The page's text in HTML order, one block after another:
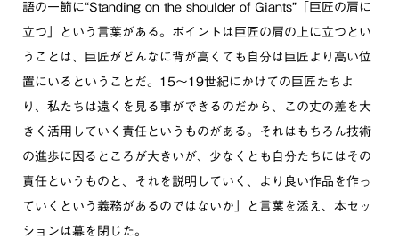
語の一節に“Standing on the shoulder of Giants”「巨匠の肩に
立つ」という言葉がある。ポイントは巨匠の肩の上に立つとい
うことは、巨匠がどんなに背が高くても自分は巨匠より高い位
置にいるということだ。15～19世紀にかけての巨匠たちよ
り、私たちは遠くを見る事ができるのだから、この丈の差を大
きく活用していく責任というものがある。それはもちろん技術
の進歩に因るところが大きいが、少なくとも自分たちにはその
責任というものと、それを説明していく、より良い作品を作っ
ていくという義務があるのではないか」と言葉を添え、本セッ
ションは幕を閉じた。